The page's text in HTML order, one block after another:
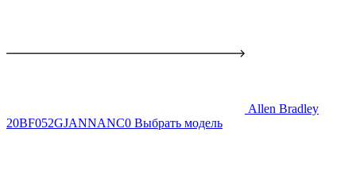
Allen Bradley
20BF052GJANNANC0 Выбрать модель